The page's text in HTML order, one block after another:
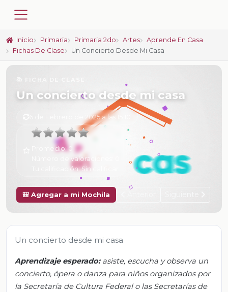
Inicio Primaria Primaria 2do Artes
Aprende En Casa
Fichas De Clase
Un Concierto Desde Mi Casa
Un concierto desde mi casa
6 de Febrero de 2025 a las 15:10
Promedio:0
Número de valoraciones:
Tu calificación:Sin calificar
🎒 Agregar a mi Mochila
Un concierto desde mi casa
Aprendizaje esperado: asiste, escucha y observa un
concierto, ópera o danza para niños organizados por
la Secretaría de Cultura Federal o las Secretarías de